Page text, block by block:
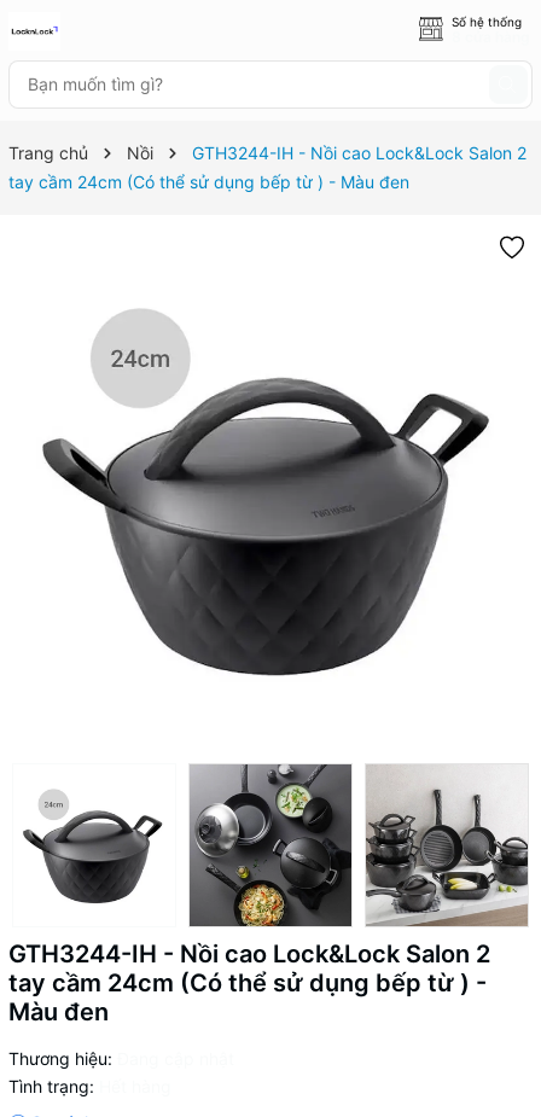
Số hệ thống
Trang chủ Nồi
GTH3244-IH - Nồi cao Lock&Lock Salon 2
tay cầm 24cm (Có thể sử dụng bếp từ ) - Màu đen
GTH3244-IH - Nồi cao Lock&Lock Salon 2
tay cầm 24cm (Có thể sử dụng bếp từ ) -
Màu đen
Thương hiệu:
Tình trạng: